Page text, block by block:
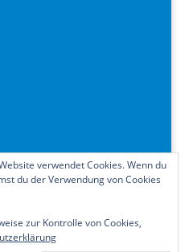
(EU)
verwendet Cookies. Wenn du
du der Verwendung von Cookies
zur Kontrolle von Cookies,